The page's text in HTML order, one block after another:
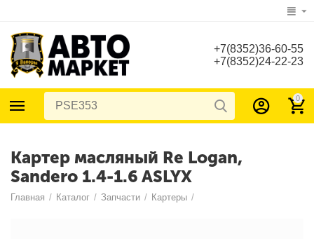
+7(8352)36-60-55
+7(8352)24-22-23
0
Картер масляный Re Logan,
Sandero 1.4-1.6 ASLYX
Главная / Каталог / Запчасти / Картеры /